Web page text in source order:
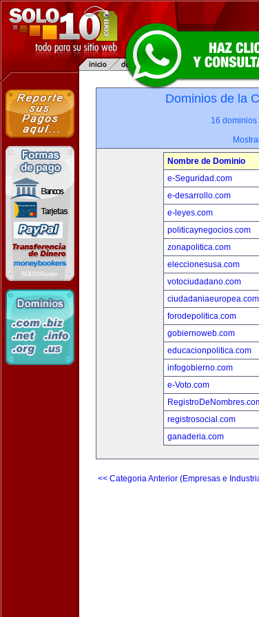
Dominios de la
16 dominios
Nombre de Dominio
e-Seguridad.com
e-desarrollo.com
e-leyes.com
politicaynegocios.com
zonapolitica.com
eleccionesusa.com
votociudadano.com
ciudadaniaeuropea.com
forodepolitica.com
gobiernoweb.com
educacionpolitica.com
infogobierno.com
e-Voto.com
registrosocial.com
ganaderia.com
<< Categoria Anterior (Empresas e